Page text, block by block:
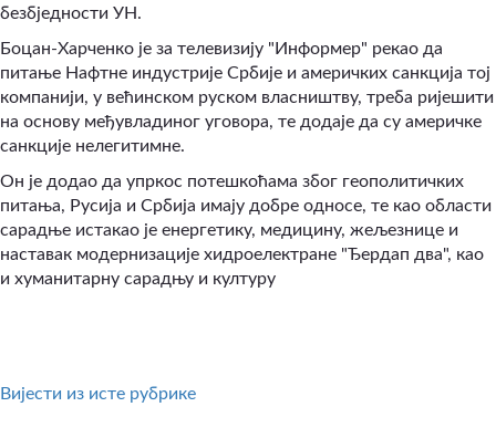
безбједности УН.
Боцан-Харченко је за телевизију "Информер" рекао да
питање Нафтне индустрије Србије и америчких санкција тој
компанији, у већинском руском власништву, треба ријешити
на основу међувладиног уговора, те додаје да су америчке
санкције нелегитимне.
Он је додао да упркос потешкоћама због геополитичких
питања, Русија и Србија имају добре односе, те као области
сарадње истакао је енергетику, медицину, жељезнице и
наставак модернизације хидроелектране "Ђердап два", као
и хуманитарну сарадњу и културу
Вијести из исте рубрике